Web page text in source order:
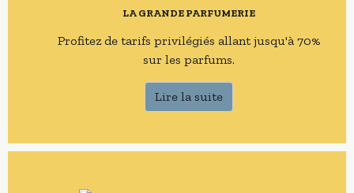
LA GRANDE PARFUMERIE
Profitez de tarifs privilégiés allant jusqu'à 70%
sur les parfums.
Lire la suite